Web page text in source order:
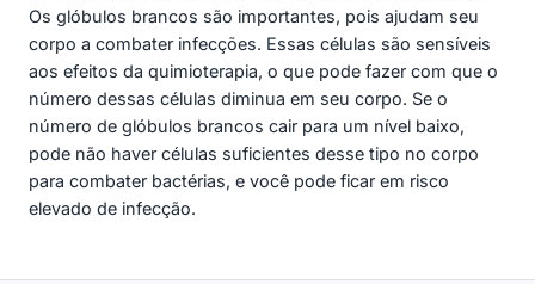
Os glóbulos brancos são importantes, pois ajudam seu
corpo a combater infecções. Essas células são sensíveis
aos efeitos da quimioterapia, o que pode fazer com que o
número dessas células diminua em seu corpo. Se o
número de glóbulos brancos cair para um nível baixo,
pode não haver células suficientes desse tipo no corpo
para combater bactérias, e você pode ficar em risco
elevado de infecção.